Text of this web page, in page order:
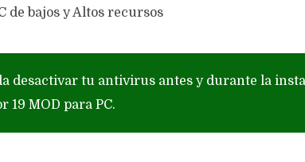
de bajos y Altos recursos
desactivar tu antivirus antes y durante la
MOD para PC.